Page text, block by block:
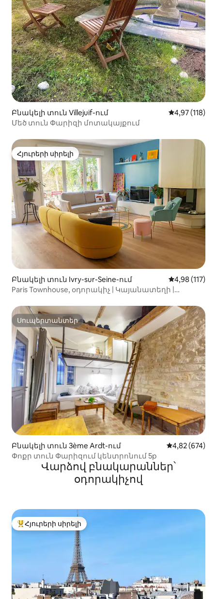
Բնակելի տուն Villejuif-ում Միջին
4,97 (118)
Մեծ տուն Փարիզի մոտակայքում
Հյուրերի սիրելի
Հյուրերի սիրելի
Բնակելի տուն Ivry-sur-Seine-ում Միջին
4,98 (117)
Paris Townhouse, օդորակիչ | Կայանատեղի |
Սուպերտանտեր
Սուպերտանտեր
Բնակելի տուն 3ème Ardt-ում Միջին
4,82 (674)
Փոքր տուն Փարիզում կենտրոնում 5p
Վարձով բնակարաններ՝
օդորակիչով
Հյուրերի սիրելի լավագույն տները
Հյուրերի սիրելի